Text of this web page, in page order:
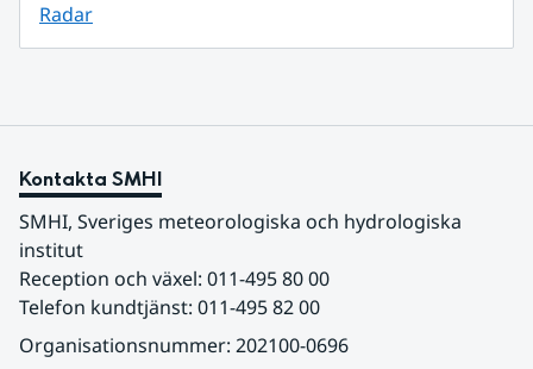
Radar
Kontakta SMHI
SMHI, Sveriges meteorologiska och hydrologiska
institut
Reception och växel: 011-495 80 00
Telefon kundtjänst: 011-495 82 00
Organisationsnummer: 202100-0696